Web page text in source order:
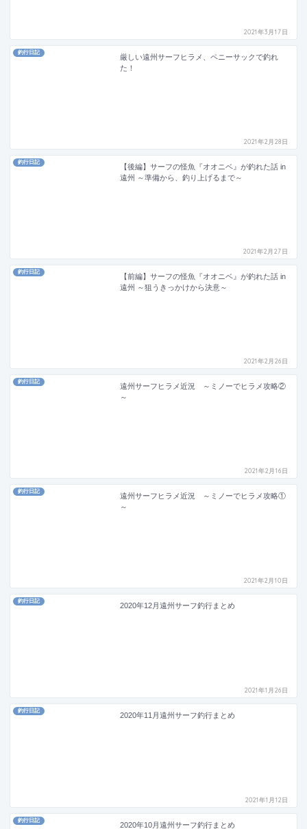
2021年3月17日
釣行日記
厳しい遠州サーフヒラメ、ペニーサックで釣れ
た！
2021年2月28日
釣行日記
【後編】サーフの怪魚『オオニベ』が釣れた話 in
遠州 ～準備から、釣り上げるまで～
2021年2月27日
釣行日記
【前編】サーフの怪魚『オオニベ』が釣れた話 in
遠州 ～狙うきっかけから決意～
2021年2月26日
釣行日記
遠州サーフヒラメ近況 ～ミノーでヒラメ攻略②
～
2021年2月16日
釣行日記
遠州サーフヒラメ近況 ～ミノーでヒラメ攻略①
～
2021年2月10日
釣行日記
2020年12月遠州サーフ釣行まとめ
2021年1月26日
釣行日記
2020年11月遠州サーフ釣行まとめ
2021年1月12日
釣行日記
2020年10月遠州サーフ釣行まとめ